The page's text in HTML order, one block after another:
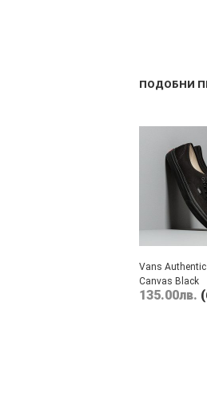
ПОДОБНИ
Vans Authentic
Canvas Black
135.00лв.